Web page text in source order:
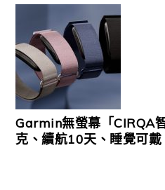
Garmin無螢幕「CIRQA
克、續航10天、睡覺可戴